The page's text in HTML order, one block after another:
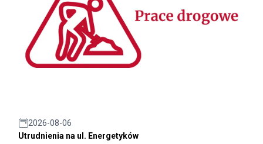
2026-08-06
Utrudnienia na ul. Energetyków